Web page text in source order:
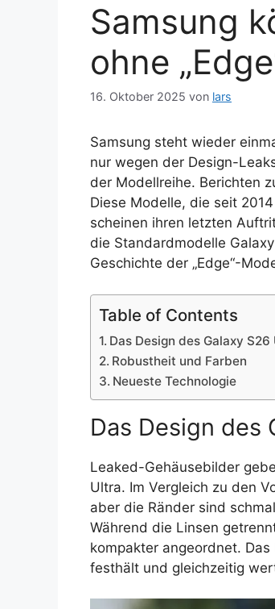
Samsung
ohne
16. Oktober 2025 von lars
Samsung steht wieder
nur wegen der Design-
der Modellreihe. Berichten
Diese Modelle, die seit
scheinen ihren letzten
die Standardmodelle
Geschichte der „Edge“-
Table of Contents
Das Design des Galaxy S26
Robustheit und Farben
Neueste Technologie
Das Design des
Leaked-Gehäusebilder
Ultra. Im Vergleich zu den
aber die Ränder sind
Während die Linsen
kompakter angeordnet.
festhält und gleichzeitig